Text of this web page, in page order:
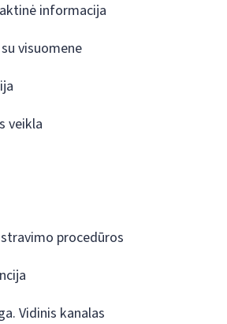
informacija
visuomene
veikla
procedūros
Vidinis kanalas